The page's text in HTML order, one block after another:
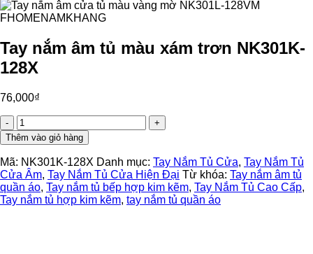
Tay nắm âm tủ màu xám trơn NK301K-
128X
76,000₫
Tay
nắm
âm
tủ
màu
xám
trơn
NK301K-
Thêm vào giỏ hàng
Mã: NK301K-128X Danh mục: Tay Nắm Tủ Cửa, Tay Nắm Tủ
Cửa Âm, Tay Nắm Tủ Cửa Hiện Đại Từ khóa: Tay nắm âm tủ
quần áo, Tay nắm tủ bếp hợp kim kẽm, Tay Nắm Tủ Cao Cấp,
Tay nắm tủ hợp kim kẽm, tay nắm tủ quần áo